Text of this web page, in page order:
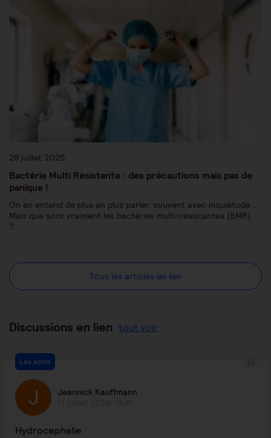
28 juillet 2025
Bactérie Multi Résistante : des précautions mais pas de
panique !
On en entend de plus en plus parler, souvent avec inquiétude…
Mais que sont vraiment les bactéries multi-résistantes (BMR)
?…
Tous les articles en lien
Discussions en lien tout voir
Les soins
Jeannick Kauffmann
Hydrocephalie